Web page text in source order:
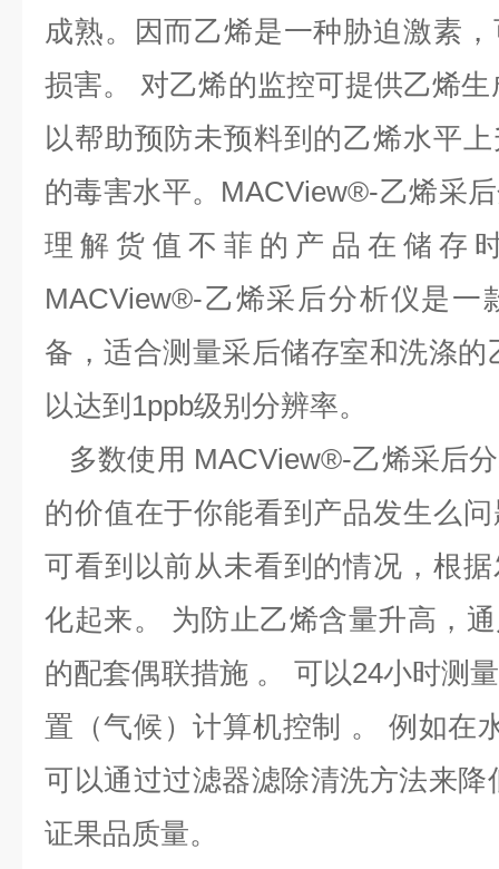
成熟。因而乙烯是一种胁迫激素
损害。 对乙烯的监控可提供乙烯
以帮助预防未预料到的乙烯水平
的毒害水平。MACView®-乙烯采
理解货值不菲的产品在储存
MACView®-乙烯采后分析仪是一
备，适合测量采后储存室和洗涤
以达到1ppb级别分辨率。
多数使用 MACView®-乙烯采后
的价值在于你能看到产品发生么
可看到以前从未看到的情况，根
化起来。 为防止乙烯含量升高，
的配套偶联措施 。 可以24小时测
置（气候）计算机控制 。 例如在
可以通过过滤器滤除清洗方法来
证果品质量。